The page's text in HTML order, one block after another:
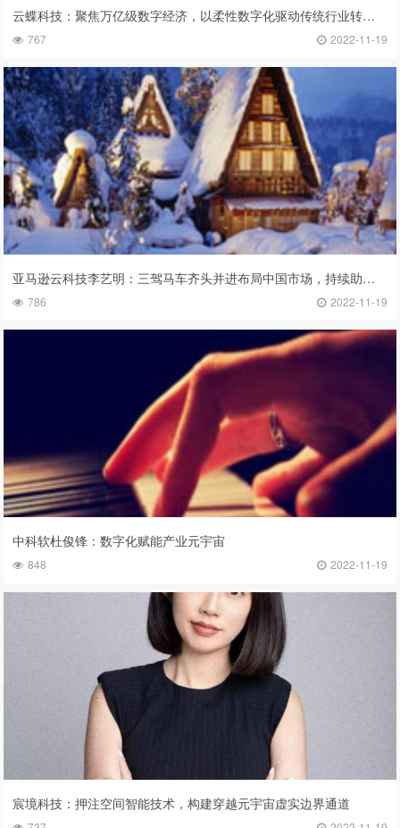
云蝶科技：聚焦万亿级数字经济，以柔性数字化驱动传统行业转型升级
767 2022-11-19
亚马逊云科技李艺明：三驾马车齐头并进布局中国市场，持续助力中国发展数字经济
786 2022-11-19
中科软杜俊锋：数字化赋能产业元宇宙
848 2022-11-19
宸境科技：押注空间智能技术，构建穿越元宇宙虚实边界通道